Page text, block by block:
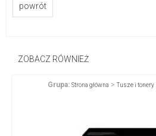
powrót
ZOBACZ RÓWNIEŻ
Grupa: Strona główna >Tusze i tonery